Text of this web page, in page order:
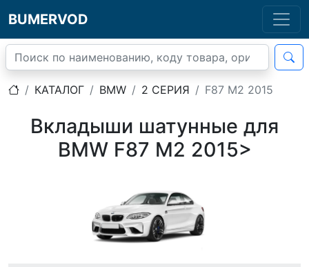
BUMERVOD
КАТАЛОГ BMW 2 СЕРИЯ F87 M2 2015
Вкладыши шатунные для
BMW F87 M2 2015>